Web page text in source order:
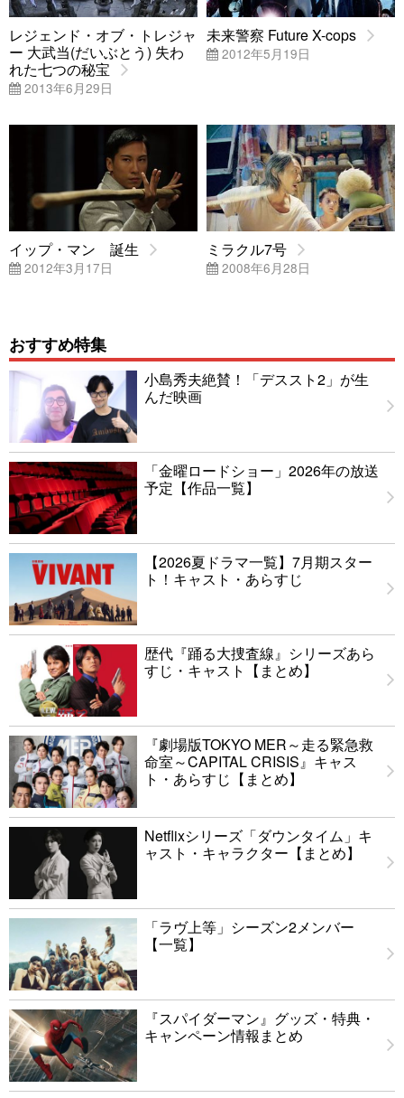
レジェンド・オブ・トレジャ
ー 大武当(だいぶとう) 失わ
れた七つの秘宝
2013年6月29日
未来警察 Future X-cops
2012年5月19日
イップ・マン 誕生
2012年3月17日
ミラクル7号
2008年6月28日
おすすめ特集
小島秀夫絶賛！「デススト2」が生
んだ映画
「金曜ロードショー」2026年の放送
予定【作品一覧】
【2026夏ドラマ一覧】7月期スター
ト！キャスト・あらすじ
歴代『踊る大捜査線』シリーズあら
すじ・キャスト【まとめ】
『劇場版TOKYO MER～走る緊急救
命室～CAPITAL CRISIS』キャス
ト・あらすじ【まとめ】
Netflixシリーズ「ダウンタイム」キ
ャスト・キャラクター【まとめ】
「ラヴ上等」シーズン2メンバー
【一覧】
『スパイダーマン』グッズ・特典・
キャンペーン情報まとめ